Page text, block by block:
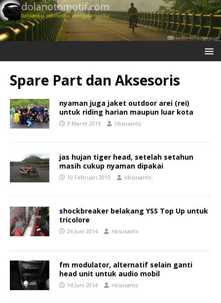
Spare Part dan Aksesoris
nyaman juga jaket outdoor arei (rei)
untuk riding harian maupun luar kota
3 Maret 2015 nbsusanto
jas hujan tiger head, setelah setahun
masih cukup nyaman dipakai
10 Februari 2015 nbsusanto
shockbreaker belakang YSS Top Up untuk
tricolore
26 Juni 2014 nbsusanto
fm modulator, alternatif selain ganti
head unit untuk audio mobil
14 Juni 2014 nbsusanto